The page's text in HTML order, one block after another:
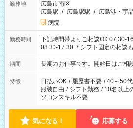
勤務地
広島市南区
広島駅 / 広島駅駅 / 広島港・宇
病院
勤務時間
下記時間帯よりご相談OK
08:30-17:30 ＊シフト固定の相談も
期間 長期のお仕事です。開始日はご
特徴 日払いOK / 履歴書不要 / 40～50
服装自由 / シフト勤務 / 10名以上
ソコンスキル不要
気になる！ 応募する